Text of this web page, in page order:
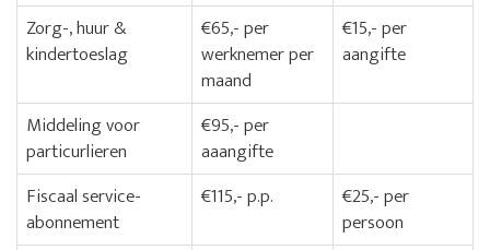
Zorg-, huur &
kindertoeslag
€65,- per
werknemer per
maand
€15,- per
aangifte
Middeling voor
particurlieren
€95,- per
aaangifte
Fiscaal service-
abonnement
€115,- p.p.
€25,- per
persoon